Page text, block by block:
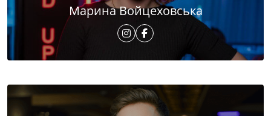
Марина Войцеховська